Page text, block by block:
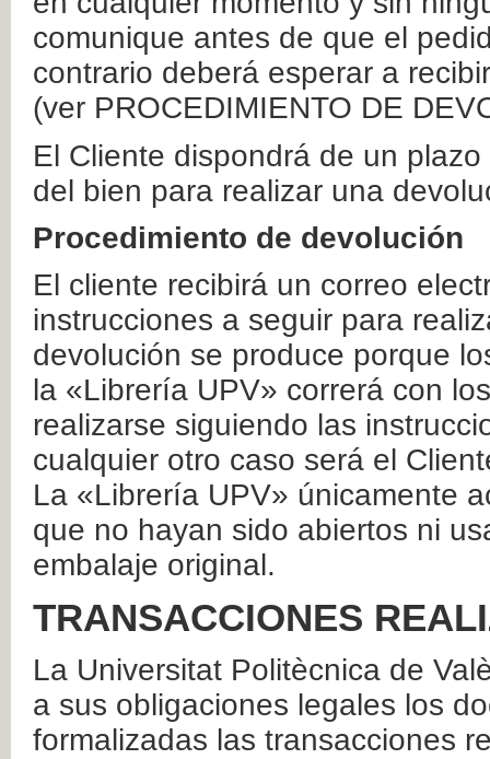
comunique antes de que el
contrario deberá esperar a
(ver PROCEDIMIENTO DE
El Cliente dispondrá de un
del bien para realizar una
Procedimiento de devolución
El cliente recibirá un correo
instrucciones a seguir para
devolución se produce porque
la «Librería UPV» correrá con
realizarse siguiendo las
cualquier otro caso será el
La «Librería UPV» únicamente
que no hayan sido abiertos ni
embalaje original.
TRANSACCIONES
La Universitat Politècnica de
a sus obligaciones legales los
formalizadas las transacciones